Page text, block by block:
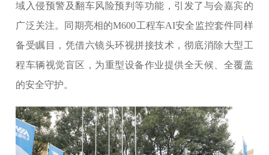
域入侵预警及翻车风险预判等功能，引发了与会嘉宾的
广泛关注。同期亮相的M600工程车AI安全监控套件同样
备受瞩目，凭借六镜头环视拼接技术，彻底消除大型工
程车辆视觉盲区，为重型设备作业提供全天候、全覆盖
的安全守护。